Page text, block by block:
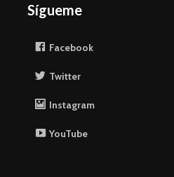
Sígueme
Facebook
Twitter
Instagram
YouTube